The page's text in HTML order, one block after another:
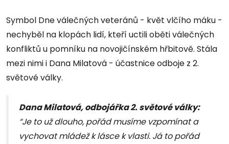
Symbol Dne válečných veteránů - květ vlčího máku -
nechyběl na klopách lidí, kteří uctili oběti válečných
konfliktů u pomníku na novojičínském hřbitově. Stála
mezi nimi i Dana Milatová - účastnice odboje z 2.
světové války.
Dana Milatová, odbojářka 2. světové války:
“Je to už dlouho, pořád musíme vzpomínat a
vychovat mládež k lásce k vlasti. Já to pořád